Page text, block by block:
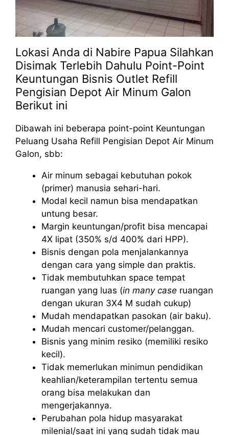
Lokasi Anda di Nabire Papua Silahkan
Disimak Terlebih Dahulu Point-Point
Keuntungan Bisnis Outlet Refill
Pengisian Depot Air Minum Galon
Berikut ini
Dibawah ini beberapa point-point Keuntungan
Peluang Usaha Refill Pengisian Depot Air Minum
Galon, sbb:
Air minum sebagai kebutuhan pokok
(primer) manusia sehari-hari.
Modal kecil namun bisa mendapatkan
untung besar.
Margin keuntungan/profit bisa mencapai
4X lipat (350% s/d 400% dari HPP).
Bisnis dengan pola menjalankannya
dengan cara yang simple dan praktis.
Tidak membutuhkan space tempat
ruangan yang luas (in many case ruangan
dengan ukuran 3X4 M sudah cukup)
Mudah mendapatkan pasokan (air baku).
Mudah mencari customer/pelanggan.
Bisnis yang minim resiko (memiliki resiko
kecil).
Tidak memerlukan minimun pendidikan
keahlian/keterampilan tertentu semua
orang bisa melakukan dan
mengerjakannya.
Perubahan pola hidup masyarakat
milenial/saat ini yang sudah tidak mau